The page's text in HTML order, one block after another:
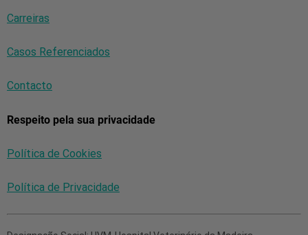
Carreiras
Casos Referenciados
Contacto
Respeito pela sua privacidade
Política de Cookies
Política de Privacidade